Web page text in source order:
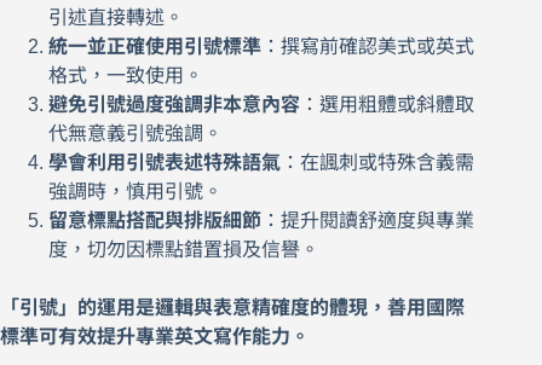
引述直接轉述。
統一並正確使用引號標準 ：撰寫前確認美式或英式
格式，一致使用。
避免引號過度強調非本意內容 ：選用粗體或斜體取
代無意義引號強調。
學會利用引號表述特殊語氣 ：在諷刺或特殊含義需
強調時，慎用引號。
留意標點搭配與排版細節 ：提升閱讀舒適度與專業
度，切勿因標點錯置損及信譽。
「引號」的運用是邏輯與表意精確度的體現，善用國際
標準可有效提升專業英文寫作能力。